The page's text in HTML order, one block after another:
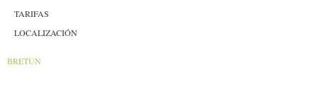
TARIFAS
LOCALIZACIÓN
BRETÚN